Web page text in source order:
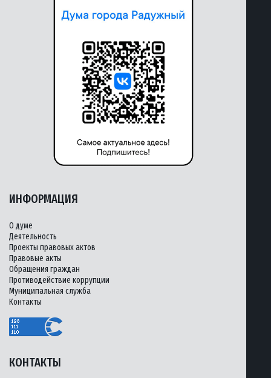
КОНТАКТЫ
ИНФОРМАЦИЯ
О думе
Деятельность
Проекты правовых актов
Правовые акты
Обращения граждан
Противодействие коррупции
Муниципальная служба
Контакты